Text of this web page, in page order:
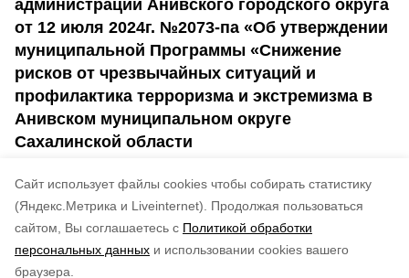
Cайт использует файлы cookies чтобы собирать статистику
(Яндекс.Метрика и Liveinternet).
Продолжая пользоваться
сайтом, Вы соглашаетесь с Политикой обработки
персональных данных и использовании cookies вашего
браузера.
администрации Анивского городского округа
от 12 июля 2024г. №2073-па «Об утверждении
муниципальной Программы «Снижение
рисков от чрезвычайных ситуаций и
профилактика терроризма и экстремизма в
Анивском муниципальном округе
Сахалинской области
№ 2237-па
по оценке